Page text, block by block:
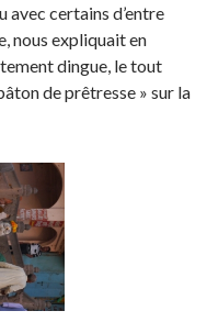
avec certains d’entre
nous expliquait en
dingue, le tout
de prêtresse » sur la